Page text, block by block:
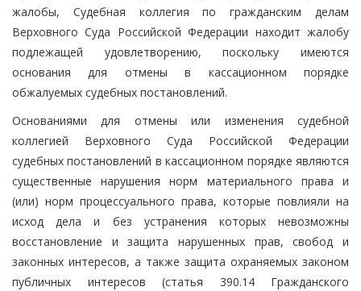
жалобы, Судебная коллегия по гражданским делам
Верховного Суда Российской Федерации находит жалобу
подлежащей удовлетворению, поскольку имеются
основания для отмены в кассационном порядке
обжалуемых судебных постановлений.
Основаниями для отмены или изменения судебной
коллегией Верховного Суда Российской Федерации
судебных постановлений в кассационном порядке являются
существенные нарушения норм материального права и
(или) норм процессуального права, которые повлияли на
исход дела и без устранения которых невозможны
восстановление и защита нарушенных прав, свобод и
законных интересов, а также защита охраняемых законом
публичных интересов (статья 390.14 Гражданского